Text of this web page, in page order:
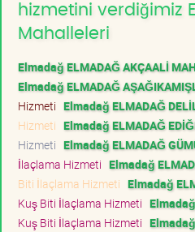
hizmetini verdiğimiz
Mahalleleri
Elmadağ ELMADAĞ AKÇAALİ
Elmadağ ELMADAĞ
Hizmeti Elmadağ ELMADAĞ
Hizmeti Elmadağ ELMADAĞ
Hizmeti Elmadağ ELMADAĞ
İlaçlama Hizmeti Elmadağ
Biti İlaçlama Hizmeti Elmadağ
Kuş Biti İlaçlama Hizmeti
Kuş Biti İlaçlama Hizmeti